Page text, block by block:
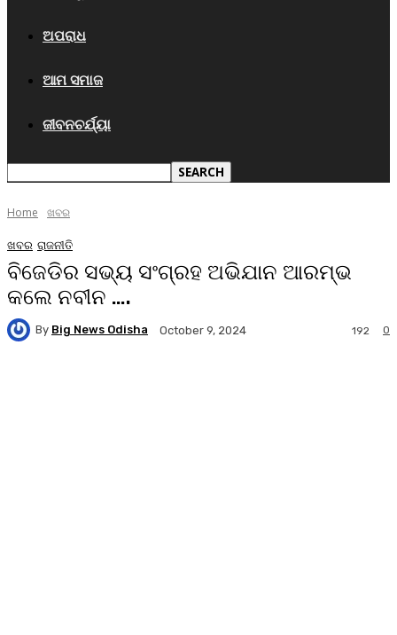
ଅପରାଧ
ଆମ ସମାଜ
ଜୀବନଚର୍ଯ୍ୟା
Home ଖବର
ଖବର ରାଜନୀତି
ବିଜେଡିର ସଭ୍ୟ ସଂଗ୍ରହ ଅଭିଯାନ ଆରମ୍ଭ
କଲେ ନବୀନ ….
By Big News Odisha October 9, 2024 0
192